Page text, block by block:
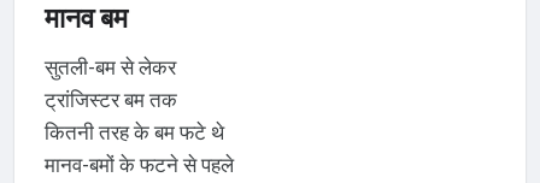
मानव बम
सुतली-बम से लेकर
ट्रांजिस्टर बम तक
कितनी तरह के बम फटे थे
मानव-बमों के फटने से पहले